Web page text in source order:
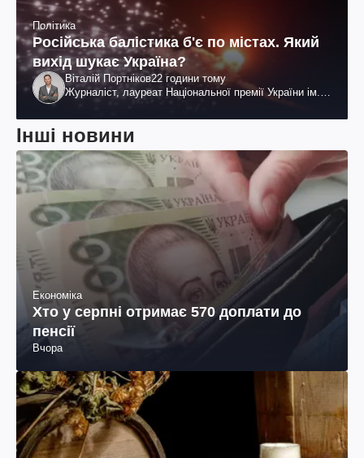
Політика
Російська балістика б'є по містах. Який
вихід шукає Україна?
Віталій Портніков22 години тому
Журналіст, лауреат Національної премії України ім.
Інші новини
Економіка
Хто у серпні отримає 570 доплати до
пенсії
Вчора